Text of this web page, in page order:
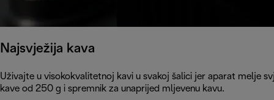
Najsvježija kava
Uživajte u visokokvalitetnoj kavi u svakoj šalici jer aparat melje
kave od 250 g i spremnik za unaprijed mljevenu kavu.